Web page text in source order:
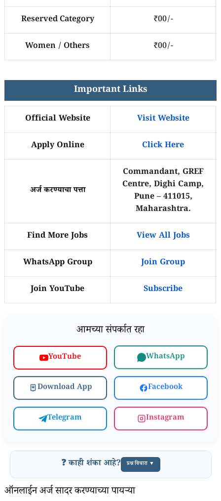
Reserved Category ₹00/-
Women / Others ₹00/-
Important Links
Official Website Visit Website
Apply Online Click Here
अर्ज करण्याचा पत्ता
Commandant, GREF
Centre, Dighi Camp,
Pune – 411015,
Maharashtra.
Find More Jobs View All Jobs
WhatsApp Group Join Group
Join YouTube Subscribe
आमच्या संपर्कात रहा
YouTube WhatsApp
Download App Facebook
Telegram Instagram
❓ काही शंका आहे? प्रश्न विचारा ▼
ऑनलाईन अर्ज सादर करण्याच्या पायऱ्या